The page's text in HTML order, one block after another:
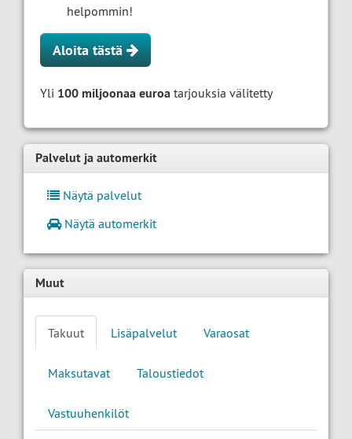
helpommin!
Aloita tästä
Yli 100 miljoonaa euroa tarjouksia välitetty
Palvelut ja automerkit
Näytä palvelut
Näytä automerkit
Muut
Takuut Lisäpalvelut Varaosat
Maksutavat Taloustiedot
Vastuuhenkilöt